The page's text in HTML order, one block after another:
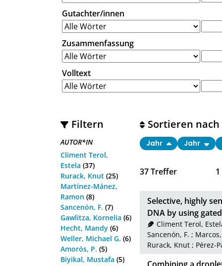
Gutachter/innen
Zusammenfassung
Volltext
Filtern
AUTOR*IN
Climent Terol,
Estela (37)
Rurack, Knut (25)
Martínez-Mánez,
Ramon (8)
Sancenón, F. (7)
Gawlitza, Kornelia (6)
Hecht, Mandy (6)
Weller, Michael G. (6)
Amorós, P. (5)
Biyikal, Mustafa (5)
37Treffer 1
Sortieren nach
Jahr Jahr
Selective, highly
DNA by using
Climent Terol,
Sancenón, F. ;
Rurack, Knut ; Pérez-